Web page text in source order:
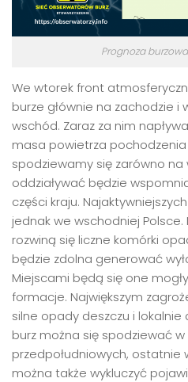
Prognoza
We wtorek front
burze głównie na zachodzie i
wschód. Zaraz za nim
masa powietrza
spodziewamy się zarówno na
oddziaływać będzie
części kraju.
jednak we wschodniej
rozwiną się liczne komórki
będzie zdolna generować
Miejscami będą się one
formacje. Największym
silne opady deszczu i lokalnie
burz można się spodziewać
przedpołudniowych, ostatnie
można także wykluczyć